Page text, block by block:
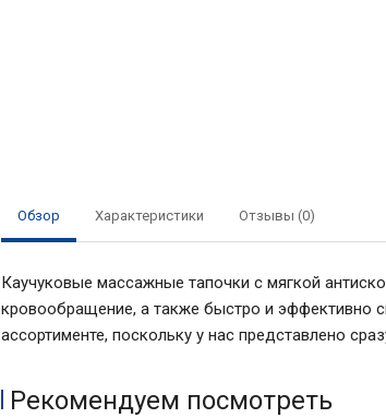
Обзор Характеристики Отзывы (0)
Каучуковые массажные тапочки с мягкой
кровообращение, а также быстро и эффективно
ассортименте, поскольку у нас представлено
Рекомендуем посмотреть